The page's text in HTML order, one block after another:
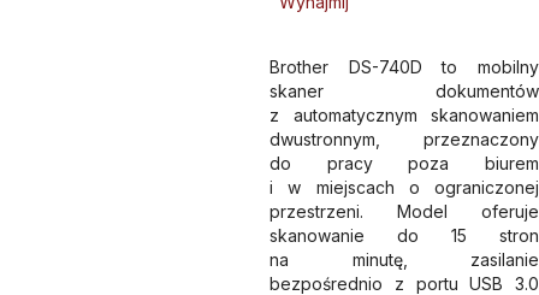
Brother DS-740D to mobilny
skaner dokumentów
z automatycznym skanowaniem
dwustronnym, przeznaczony
do pracy poza biurem
i w miejscach o ograniczonej
przestrzeni. Model oferuje
skanowanie do 15 stron
na minutę, zasilanie
bezpośrednio z portu USB 3.0